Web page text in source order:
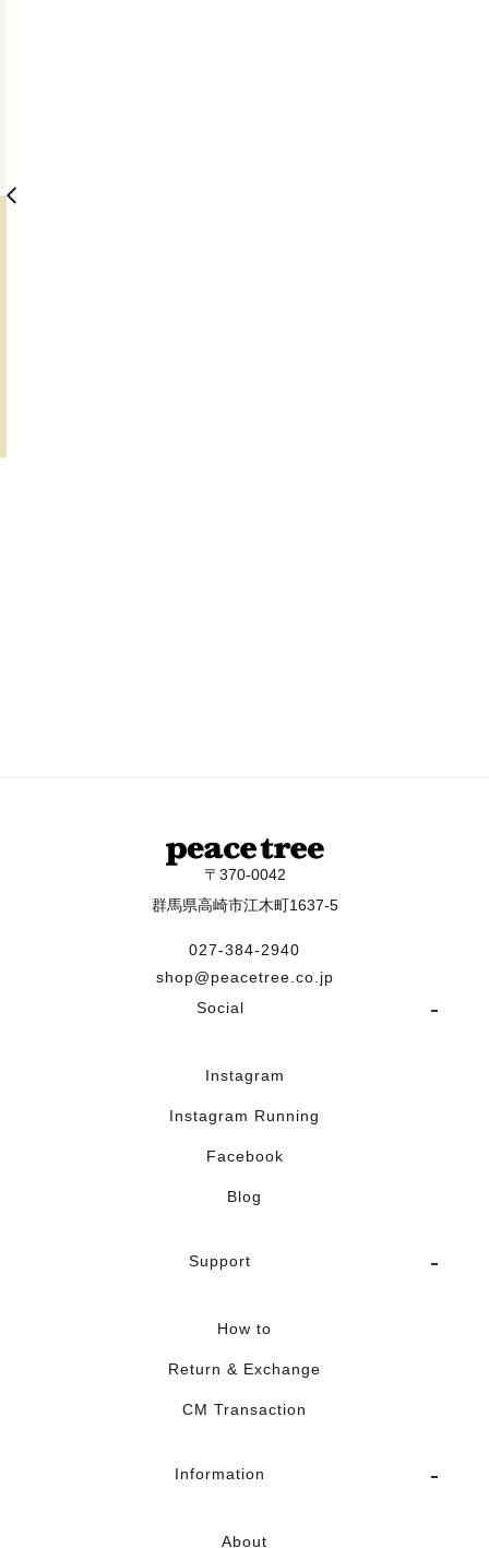
〒370-0042
群馬県高崎市江木町1637-5
027-384-2940
shop@peacetree.co.jp
Social
Instagram
Instagram Running
Facebook
Blog
Support
How to
Return & Exchange
CM Transaction
Information
About